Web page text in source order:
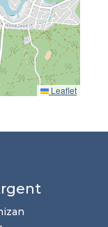
Leaflet